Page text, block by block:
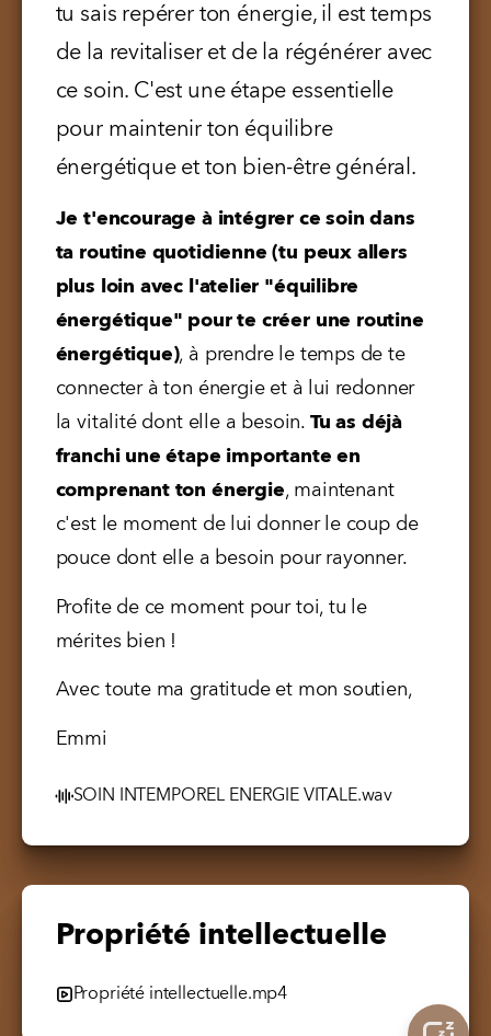
tu sais repérer ton énergie, il est temps
de la revitaliser et de la régénérer avec
ce soin. C'est une étape essentielle
pour maintenir ton équilibre
énergétique et ton bien-être général.
Je t'encourage à intégrer ce soin dans
ta routine quotidienne (tu peux allers
plus loin avec l'atelier "équilibre
énergétique" pour te créer une routine
énergétique), à prendre le temps de te
connecter à ton énergie et à lui redonner
la vitalité dont elle a besoin. Tu as déjà
franchi une étape importante en
comprenant ton énergie, maintenant
c'est le moment de lui donner le coup de
pouce dont elle a besoin pour rayonner.
Profite de ce moment pour toi, tu le
mérites bien !
Avec toute ma gratitude et mon soutien,
Emmi
SOIN INTEMPOREL ENERGIE VITALE.wav
Propriété intellectuelle
Propriété intellectuelle.mp4